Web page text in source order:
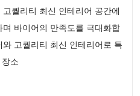
퀄리티 최신 인테리어 공간에
바이어의 만족도를 극대화합
고퀄리티 최신 인테리어로 특
소